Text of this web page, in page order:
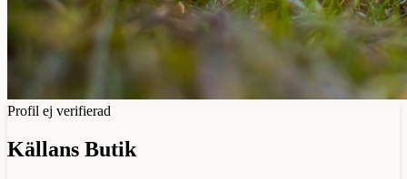
Profil ej verifierad
Källans Butik